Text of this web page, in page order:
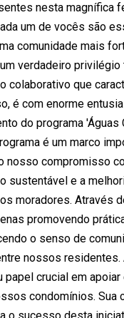
nesta magnífica
um de vocês são
comunidade mais
verdadeiro
colaborativo que
é com enorme
do programa 'Águas
é um marco
nosso compromisso
sustentável e a
moradores. Através
promovendo
o senso de
nossos residentes.
papel crucial em
condomínios. Sua